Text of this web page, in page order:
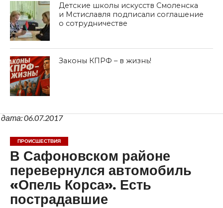
Детские школы искусств Смоленска
и Мстиславля подписали соглашение
о сотрудничестве
Законы КПРФ – в жизнь!
дата: 06.07.2017
ПРОИСШЕСТВИЯ
В Сафоновском районе
перевернулся автомобиль
«Опель Корса». Есть
пострадавшие